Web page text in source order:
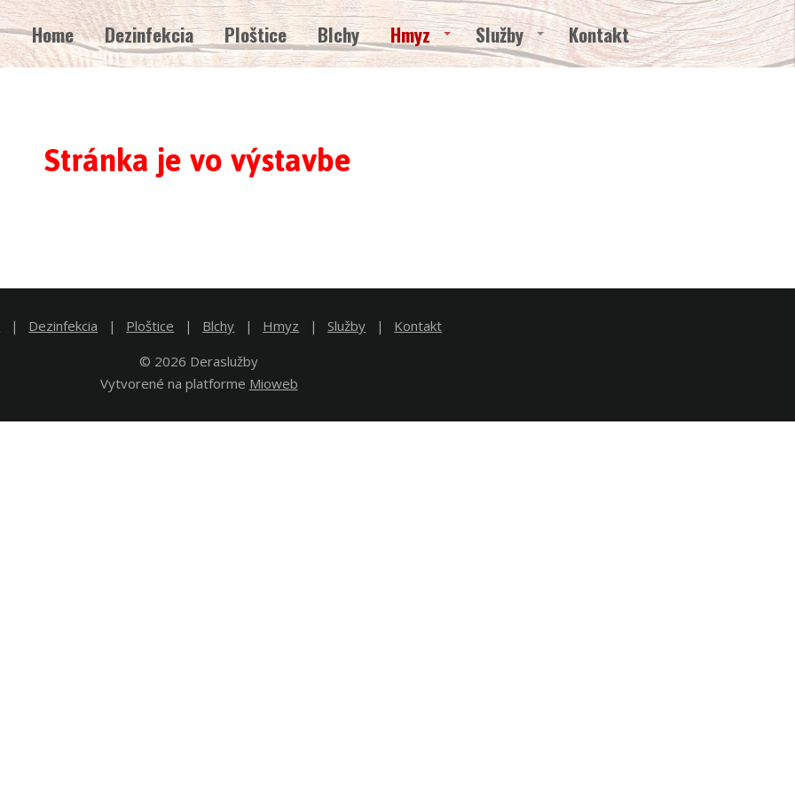
Home Dezinfekcia Ploštice Blchy Hmyz Služby Kontakt
Stránka je vo výstavbe
Dezinfekcia Ploštice Blchy Hmyz Služby
Kontakt
© 2026 Deraslužby
Vytvorené na platforme Mioweb